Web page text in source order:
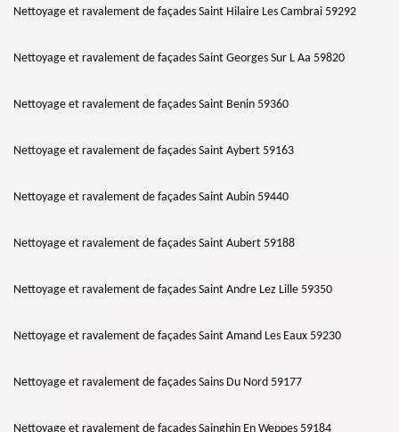
Nettoyage et ravalement de façades Saint Hilaire Les Cambrai 59292
Nettoyage et ravalement de façades Saint Georges Sur L Aa 59820
Nettoyage et ravalement de façades Saint Benin 59360
Nettoyage et ravalement de façades Saint Aybert 59163
Nettoyage et ravalement de façades Saint Aubin 59440
Nettoyage et ravalement de façades Saint Aubert 59188
Nettoyage et ravalement de façades Saint Andre Lez Lille 59350
Nettoyage et ravalement de façades Saint Amand Les Eaux 59230
Nettoyage et ravalement de façades Sains Du Nord 59177
Nettoyage et ravalement de façades Sainghin En Weppes 59184